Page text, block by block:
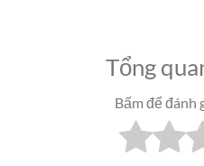
Tổng
Bấm để đánh